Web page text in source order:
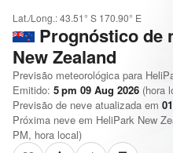
Lat./Long.:43.51° S 170.90° E
Prognóstico de
New Zealand
Previsão meteorológica para
Emitido: 5 pm 09 Aug 2026 (hora
Previsão de neve atualizada em 01
Próxima neve em HeliPark New
PM, hora local)